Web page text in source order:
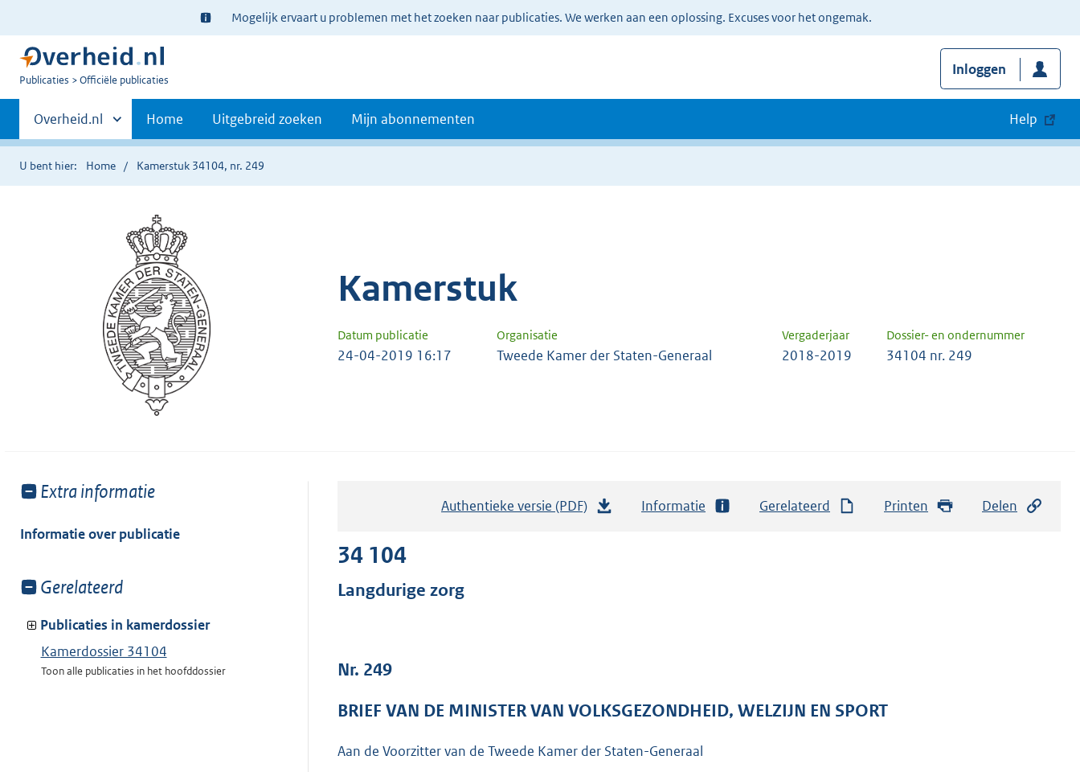
Ter
informatie:
Mogelijk ervaart u problemen met het zoeken naar publicaties. We werken aan een oplossing. Excuses voor het ongemak.
U
Publicaties Officiële publicaties
Inloggen
Primaire
navigatie
Andere
sites
binnen
Overheid.nl Home Uitgebreid zoeken Mijn abonnementen Help
U bent hier: Home Kamerstuk 34104, nr. 249
Kamerstuk
Datum publicatie Organisatie Vergaderjaar Dossier- en ondernummer
24-04-2019 16:17 Tweede Kamer der Staten-Generaal 2018-2019 34104 nr. 249
Toon
van:
Extra informatie
Informatie over publicatie
Toon
van:
Gerelateerd
Publicaties in kamerdossier
Kamerdossier 34104
Toon alle publicaties in het hoofddossier
Authentieke versie (PDF)
r
o
Informatie Gerelateerd Printen Delen
34 104
Langdurige zorg
Nr. 249
BRIEF VAN DE MINISTER VAN VOLKSGEZONDHEID, WELZIJN EN SPORT
Aan de Voorzitter van de Tweede Kamer der Staten-Generaal